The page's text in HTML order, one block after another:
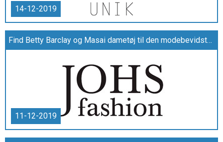
14-12-2019
Find Betty Barclay og Masai dametøj til den modebevidste kvinde hos Johsfashion.dk
11-12-2019